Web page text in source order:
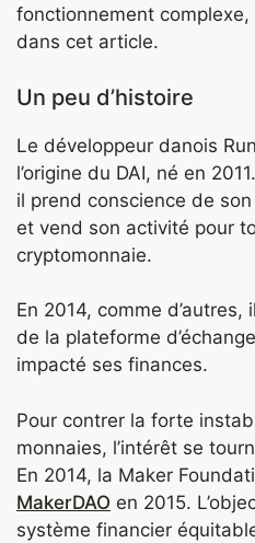
fonctionnement
dans cet article.
Un peu d’histoire
Le développeur danois
l’origine du DAI, né en 2011.
il prend conscience de
et vend son activité pour
cryptomonnaie.
En 2014, comme
de la plateforme
impacté ses finances.
Pour contrer la forte
monnaies, l’intérêt se
En 2014, la Maker
MakerDAO en 2015.
système financier